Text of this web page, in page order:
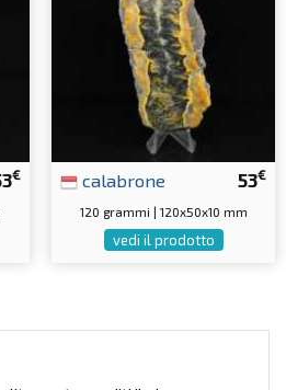
€ 53€
calabrone
120 grammi | 120x50x10 mm
vedi il prodotto